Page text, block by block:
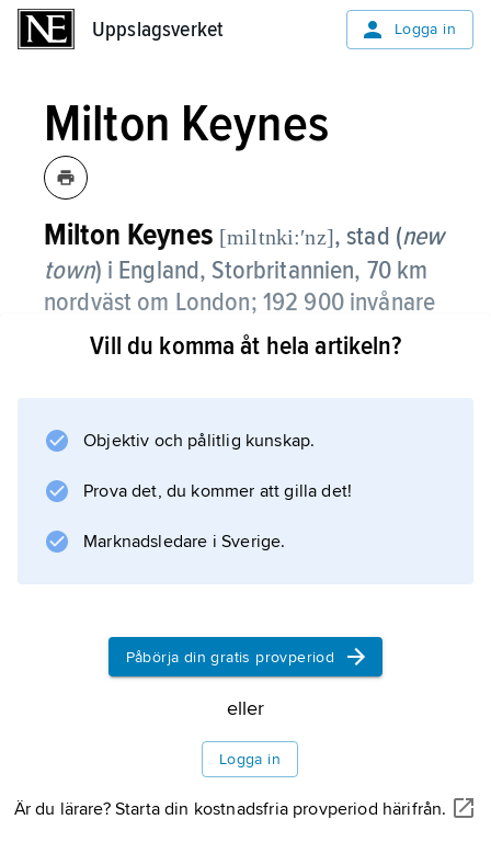
Uppslagsverket Logga in
Milton Keynes
Milton Keynes [miltnki:ʹnz],stad (new
town) i England, Storbritannien, 70 km
nordväst om London; 192 900 invånare
(2021).
bli en storstad med 250 000 invånare (senare
Vill du komma åt hela artikeln?
Objektiv och pålitlig kunskap.
Prova det, du kommer att gilla det!
Marknadsledare i Sverige.
Påbörja din gratis provperiod
eller
Logga in
Är du lärare? Starta din kostnadsfria provperiod härifrån.